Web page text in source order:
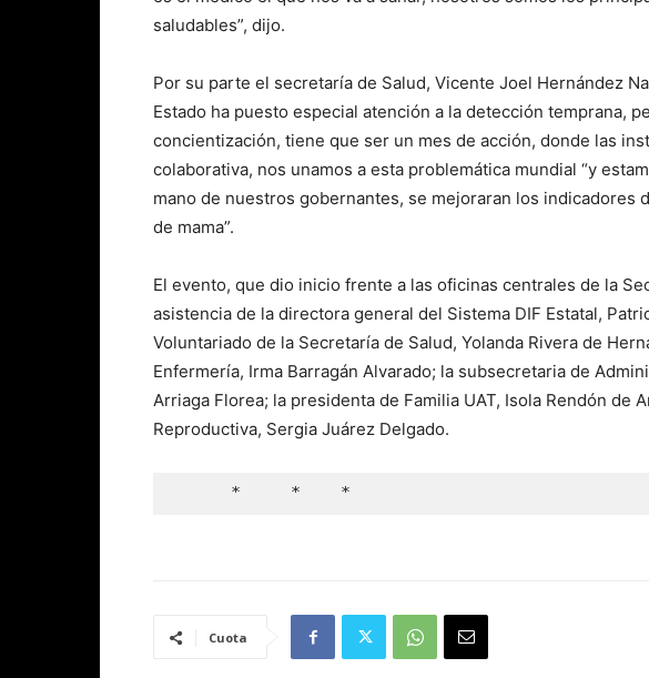
saludables”, dijo.
Por su parte el secretaría de Salud, Vicente Joel Hernández
Estado ha puesto especial atención a la detección temprana,
concientización, tiene que ser un mes de acción, donde las
colaborativa, nos unamos a esta problemática mundial “y
mano de nuestros gobernantes, se mejoraran los indicadores
de mama”.
El evento, que dio inicio frente a las oficinas centrales de la
asistencia de la directora general del Sistema DIF Estatal,
Voluntariado de la Secretaría de Salud, Yolanda Rivera de
Enfermería, Irma Barragán Alvarado; la subsecretaria de
Arriaga Florea; la presidenta de Familia UAT, Isola Rendón de
Reproductiva, Sergia Juárez Delgado.
      *     *    *
Cuota